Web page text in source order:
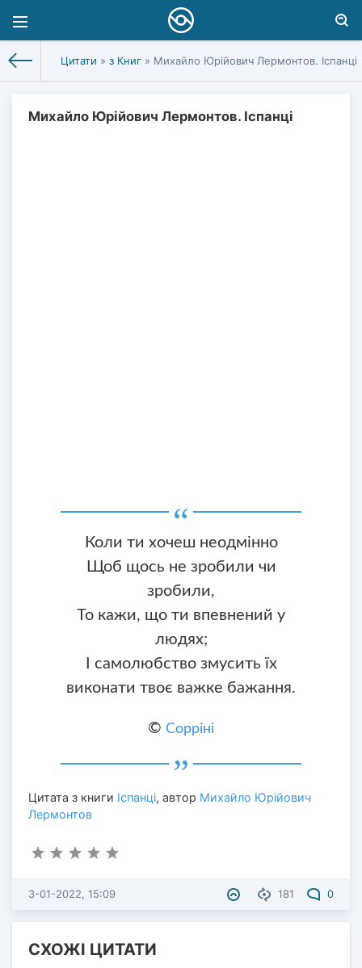
Цитати » з Книг » Михайло Юрійович Лермонтов. Іспанці
Михайло Юрійович Лермонтов. Іспанці
Коли ти хочеш неодмінно
Щоб щось не зробили чи
зробили,
То кажи, що ти впевнений у
людях;
І самолюбство змусить їх
виконати твоє важке бажання.
© Сорріні
Цитата з книги Іспанці, автор Михайло Юрійович
Лермонтов
181 0
3-01-2022, 15:09
СХОЖІ ЦИТАТИ